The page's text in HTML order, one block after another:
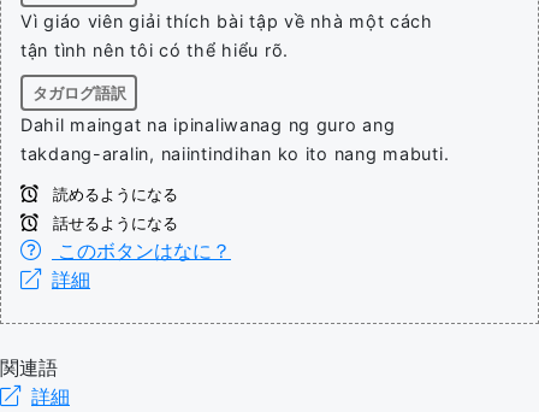
Vì giáo viên giải thích bài tập về nhà một cách
tận tình nên tôi có thể hiểu rõ.
タガログ語訳
Dahil maingat na ipinaliwanag ng guro ang
takdang-aralin, naiintindihan ko ito nang mabuti.
読めるようになる
話せるようになる
このボタンはなに？
詳細
関連語
詳細